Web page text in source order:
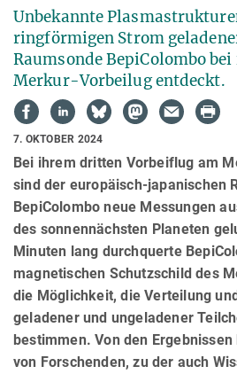
Unbekannte
ringförmigen Strom
Raumsonde BepiColombo
Merkur-Vorbeilug entdeckt.
7. OKTOBER 2024
Bei ihrem dritten Vorbeiflug am
sind der europäisch-japanischen
BepiColombo neue Messungen
des sonnennächsten Planeten
Minuten lang durchquerte
magnetischen Schutzschild des
die Möglichkeit, die Verteilung
geladener und ungeladener
bestimmen. Von den
von Forschenden, zu der auch